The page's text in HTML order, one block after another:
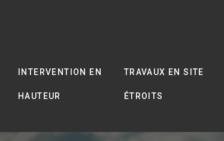
INTERVENTION EN
HAUTEUR
TRAVAUX EN SITE
ÉTROITS